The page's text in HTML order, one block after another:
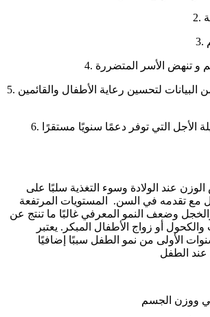
5. جمع وتفسير المزيد من البيانات لتحسين رعاية الأطفال والقائمين
6. تشجيع التغييرات طويلة الأجل التي توفر دعمًا سنويًا مستقرًا
عند الولادة وسوء التغذية سلبًا على
مع تقدمه في السن. المستويات المرتفعة
وضعف النمو المعرفي غالبًا ما تنتج عن
أو زواج الأطفال المبكر. يعتبر
الأولى من نمو الطفل سببًا إضافيًا
ووزن الجسم